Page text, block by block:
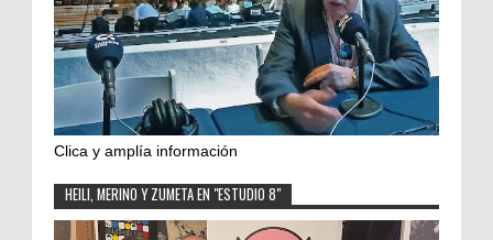
Clica y amplía información
HEILI, MERINO Y ZUMETA EN "ESTUDIO 8"